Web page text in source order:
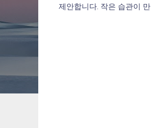
제안합니다. 작은 습관이